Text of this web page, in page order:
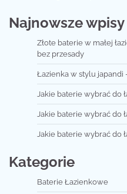
Najnowsze wpisy
Złote baterie w małej
bez przesady
Łazienka w stylu japandi
Jakie baterie wybrać do
Jakie baterie wybrać do
Jakie baterie wybrać do
Kategorie
Baterie Łazienkowe